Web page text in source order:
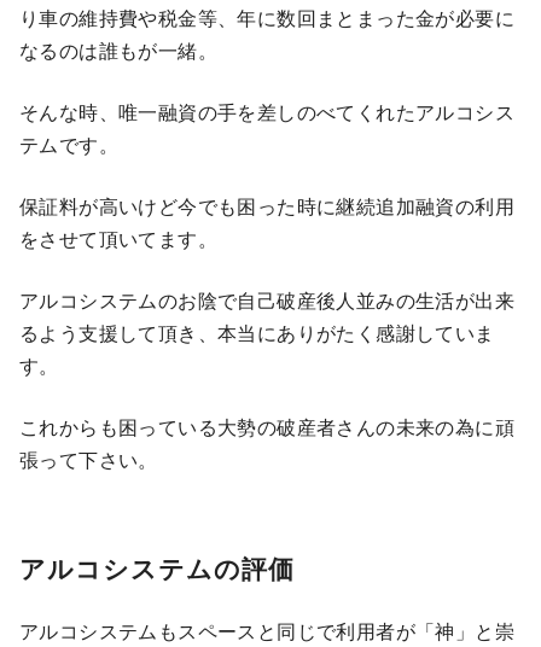
り車の維持費や税金等、年に数回まとまった金が必要に
なるのは誰もが一緒。
そんな時、唯一融資の手を差しのべてくれたアルコシス
テムです。
保証料が高いけど今でも困った時に継続追加融資の利用
をさせて頂いてます。
アルコシステムのお陰で自己破産後人並みの生活が出来
るよう支援して頂き、本当にありがたく感謝していま
す。
これからも困っている大勢の破産者さんの未来の為に頑
張って下さい。
アルコシステムの評価
アルコシステムもスペースと同じで利用者が「神」と崇